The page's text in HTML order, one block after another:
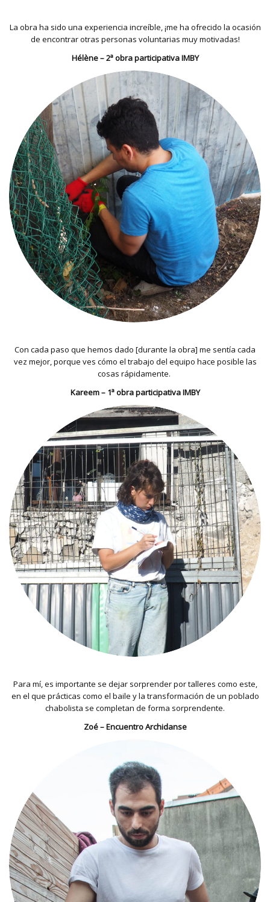
La obra ha sido una experiencia increíble, ¡me ha ofrecido la ocasión
de encontrar otras personas voluntarias muy motivadas!
Hélène – 2ª obra participativa IMBY
Con cada paso que hemos dado [durante la obra] me sentía cada
vez mejor, porque ves cómo el trabajo del equipo hace posible las
cosas rápidamente.
Kareem – 1ª obra participativa IMBY
Para mí, es importante se dejar sorprender por talleres como este,
en el que prácticas como el baile y la transformación de un poblado
chabolista se completan de forma sorprendente.
Zoé – Encuentro Archidanse